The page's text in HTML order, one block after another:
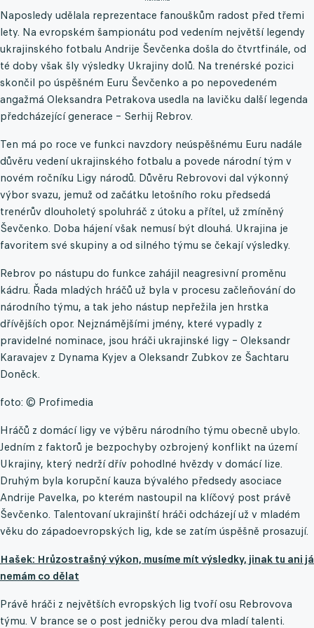
Naposledy udělala reprezentace fanouškům radost před třemi
lety. Na evropském šampionátu pod vedením největší legendy
ukrajinského fotbalu Andrije Ševčenka došla do čtvrtfinále, od
té doby však šly výsledky Ukrajiny dolů. Na trenérské pozici
skončil po úspěšném Euru Ševčenko a po nepovedeném
angažmá Oleksandra Petrakova usedla na lavičku další legenda
předcházející generace – Serhij Rebrov.
Ten má po roce ve funkci navzdory neúspěšnému Euru nadále
důvěru vedení ukrajinského fotbalu a povede národní tým v
novém ročníku Ligy národů. Důvěru Rebrovovi dal výkonný
výbor svazu, jemuž od začátku letošního roku předsedá
trenérův dlouholetý spoluhráč z útoku a přítel, už zmíněný
Ševčenko. Doba hájení však nemusí být dlouhá. Ukrajina je
favoritem své skupiny a od silného týmu se čekají výsledky.
Rebrov po nástupu do funkce zahájil neagresivní proměnu
kádru. Řada mladých hráčů už byla v procesu začleňování do
národního týmu, a tak jeho nástup nepřežila jen hrstka
dřívějších opor. Nejznámějšími jmény, které vypadly z
pravidelné nominace, jsou hráči ukrajinské ligy – Oleksandr
Karavajev z Dynama Kyjev a Oleksandr Zubkov ze Šachtaru
Doněck.
foto: © Profimedia
Hráčů z domácí ligy ve výběru národního týmu obecně ubylo.
Jedním z faktorů je bezpochyby ozbrojený konflikt na území
Ukrajiny, který nedrží dřív pohodlné hvězdy v domácí lize.
Druhým byla korupční kauza bývalého předsedy asociace
Andrije Pavelka, po kterém nastoupil na klíčový post právě
Ševčenko. Talentovaní ukrajinští hráči odcházejí už v mladém
věku do západoevropských lig, kde se zatím úspěšně prosazují.
Hašek: Hrůzostrašný výkon, musíme mít výsledky, jinak tu ani já
nemám co dělat
Právě hráči z největších evropských lig tvoří osu Rebrovova
týmu. V brance se o post jedničky perou dva mladí talenti.